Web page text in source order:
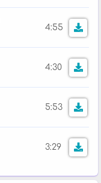
4:55
4:30
5:53
3:29